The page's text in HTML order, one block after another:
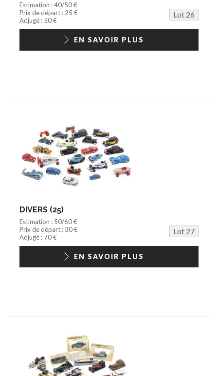
Estimation : 40/50 €
Prix de départ : 25 €
Lot 26
Adjugé : 50 €
EN SAVOIR PLUS
DIVERS (25)
Estimation : 50/60 €
Prix de départ : 30 €
Lot 27
Adjugé : 70 €
EN SAVOIR PLUS